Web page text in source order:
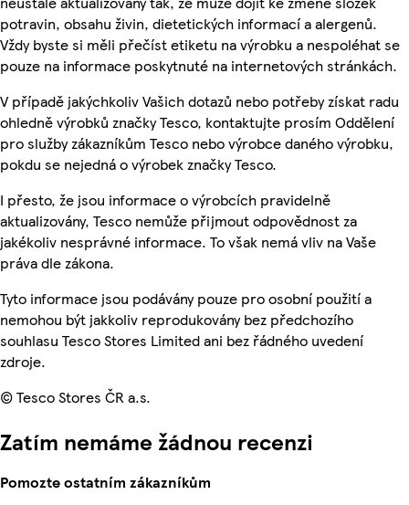
potravin, obsahu živin, dietetických informací a alergenů.
Vždy byste si měli přečíst etiketu na výrobku a nespoléhat se
pouze na informace poskytnuté na internetových stránkách.
V případě jakýchkoliv Vašich dotazů nebo potřeby získat radu
ohledně výrobků značky Tesco, kontaktujte prosím Oddělení
pro služby zákazníkům Tesco nebo výrobce daného výrobku,
pokdu se nejedná o výrobek značky Tesco.
I přesto, že jsou informace o výrobcích pravidelně
aktualizovány, Tesco nemůže přijmout odpovědnost za
jakékoliv nesprávné informace. To však nemá vliv na Vaše
práva dle zákona.
Tyto informace jsou podávány pouze pro osobní použití a
nemohou být jakkoliv reprodukovány bez předchozího
souhlasu Tesco Stores Limited ani bez řádného uvedení
zdroje.
© Tesco Stores ČR a.s.
Zatím nemáme žádnou recenzi
Pomozte ostatním zákazníkům